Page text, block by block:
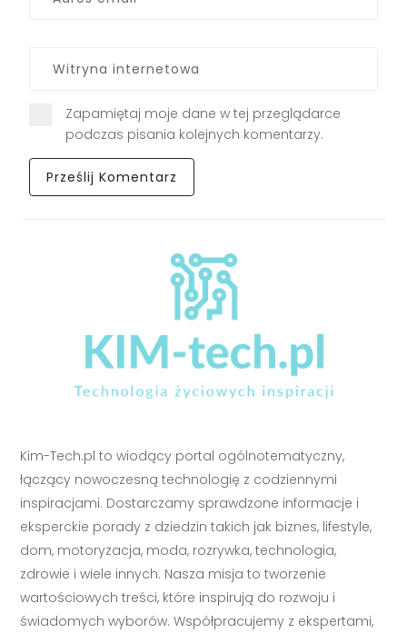
Zapamiętaj moje dane w tej przeglądarce
podczas pisania kolejnych komentarzy.
Kim-Tech.pl to wiodący portal ogólnotematyczny,
łączący nowoczesną technologię z codziennymi
inspiracjami. Dostarczamy sprawdzone informacje i
eksperckie porady z dziedzin takich jak biznes, lifestyle,
dom, motoryzacja, moda, rozrywka, technologia,
zdrowie i wiele innych. Nasza misja to tworzenie
wartościowych treści, które inspirują do rozwoju i
świadomych wyborów. Współpracujemy z ekspertami,